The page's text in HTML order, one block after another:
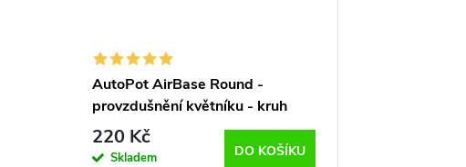
AutoPot AirBase Round -
provzdušnění květníku - kruh
220 Kč
Skladem DO KOŠÍKU